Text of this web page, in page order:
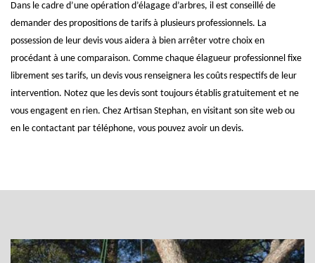
Dans le cadre d’une opération d’élagage d’arbres, il est conseillé de
demander des propositions de tarifs à plusieurs professionnels. La
possession de leur devis vous aidera à bien arrêter votre choix en
procédant à une comparaison. Comme chaque élagueur professionnel fixe
librement ses tarifs, un devis vous renseignera les coûts respectifs de leur
intervention. Notez que les devis sont toujours établis gratuitement et ne
vous engagent en rien. Chez Artisan Stephan, en visitant son site web ou
en le contactant par téléphone, vous pouvez avoir un devis.